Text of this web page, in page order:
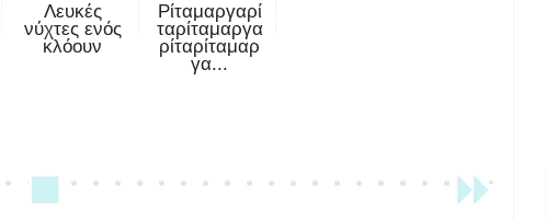
Λευκές
νύχτες ενός
κλόουν
Ρίταμαργαρί
ταρίταμαργα
ρίταρίταμαρ
γα...